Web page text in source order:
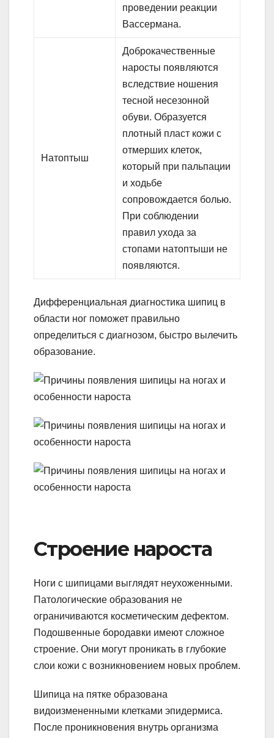
проведении реакции
Вассермана.
Натоптыш
Доброкачественные
наросты появляются
вследствие ношения
тесной несезонной
обуви. Образуется
плотный пласт кожи с
отмерших клеток,
который при пальпации
и ходьбе
сопровождается болью.
При соблюдении
правил ухода за
стопами натоптыши не
появляются.
Дифференциальная диагностика шипиц в
области ног поможет правильно
определиться с диагнозом, быстро вылечить
образование.
Строение нароста
Ноги с шипицами выглядят неухоженными.
Патологические образования не
ограничиваются косметическим дефектом.
Подошвенные бородавки имеют сложное
строение. Они могут проникать в глубокие
слои кожи с возникновением новых проблем.
Шипица на пятке образована
видоизмененными клетками эпидермиса.
После проникновения внутрь организма